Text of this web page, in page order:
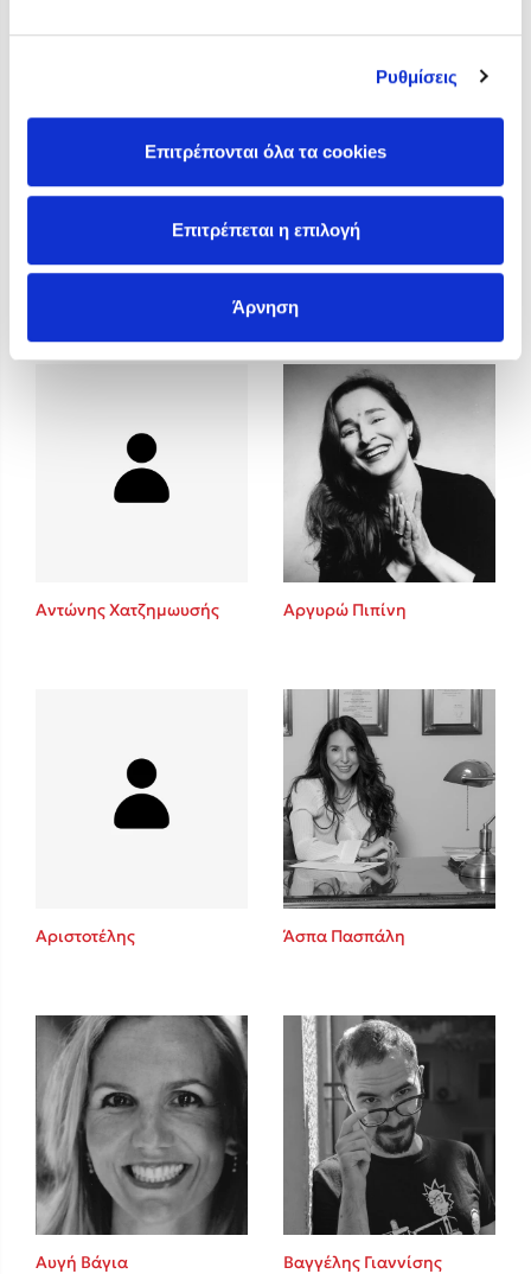
Ρυθμίσεις
Επιτρέπονται όλα τα cookies
Επιτρέπεται η επιλογή
Άρνηση
Η Δανάη Δεληγεώργη στον Πύργο Κύμης
Ο Κώστας Κρομμύδας στο Παλαιοχώρι Καλαμπάκας
Χαλκιδικής
Ο Στέφανος Ξενάκης στη Χίο
Ο Κώστας Κρομμύδας & η Μαρίνα Γιώτη στο 54o Φεστιβάλ
Αντώνης Χατζημωυσής Αργυρώ Πιπίνη
Αριστοτέλης Άσπα Πασπάλη
Αυγή Βάγια Βαγγέλης Γιαννίσης